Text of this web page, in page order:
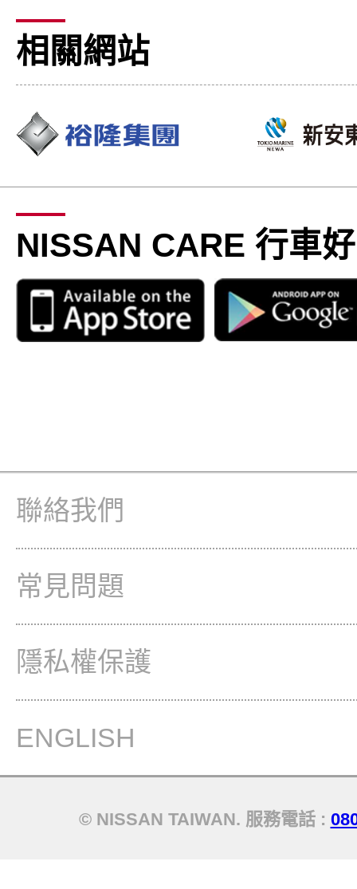
相關網站
NISSAN CARE 行車
聯絡我們
常見問題
隱私權保護
ENGLISH
© NISSAN TAIWAN. 服務電話 :